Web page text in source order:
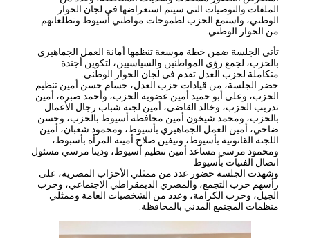
الملفات والتوصيات التي سيتم استعراضها في لجان الحوار
الوطني، واستمع الحزب لطموحات مواطني أسيوط وتطلعاتهم
من الحوار الوطني.
تأتي الجلسة ضمن خطة موسعة تنظمها أمانة العمل الجماهيري
بالحزب، لجمع رؤى المواطنين والسياسيين، لتكوين أجندة
متكاملة لحزب العدل تقدم في لجان الحوار الوطني.
حضر الجلسة، من قيادات حزب العدل، حسام حسن أمين تنظيم
الحزب، وعلي أبو حميد أمين عضوية الحزب، وأحمد صبرة، أمين
تدريب الحزب، وخالد القاضي، أمين لجنة شباب رجال الأعمال
بالحزب، ومحمد شيخون أمين محافظة أسيوط بالحزب، وحسن
ضاحي، أمين العمل الجماهيري بأسيوط، ومحمود شعبان، أمين
اللجنة القانونية بأسيوط، ونيفين صلاح أمينة المرأة بأسبوط،
ومحمود مرسي مساعد أمين تنظيم أسيوط، ودينا مرسي مسئول
اتصال الفتيات بأسيوط
وشهدت الجلسة حضور عدد من ممثلي الأحزاب المصرية، على
رأسهم حزب التجمع، والمصري الديمقراطي الاجتماعي، وحزب
الجيل، وحزب الكرامة، وعدد من الشخصيات العامة وممثلي
منظمات المجتمع المدني بالمحافظة.